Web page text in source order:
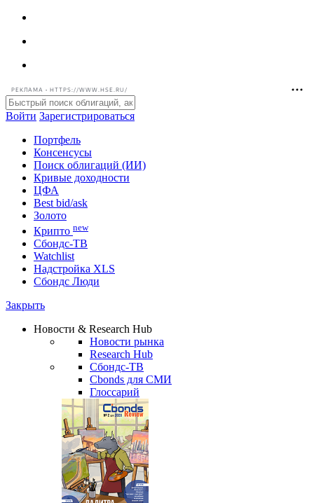
РЕКЛАМА • HTTPS://WWW.HSE.RU/
Войти Зарегистрироваться
Портфель
Консенсусы
Поиск облигаций (ИИ)
Кривые доходности
ЦФА
Best bid/ask
Золото
Крипто new
Watchlist
Сбондс Люди
Новости & Research Hub
Новости рынка
Research Hub
Сбондс-ТВ
Cbonds для СМИ
Глоссарий